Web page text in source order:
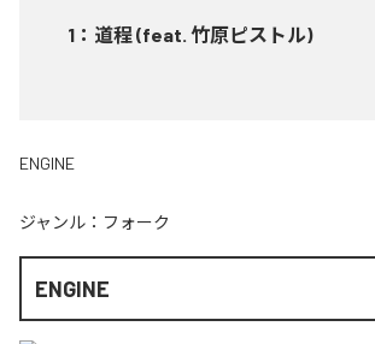
1 ： 道程 (feat. 竹原ピストル)
ENGINE
ジャンル： フォーク
ENGINE